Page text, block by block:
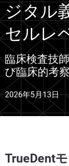
ジタル
セルレ
臨床検査技
び臨床的考
2026年5月13日
TrueDent